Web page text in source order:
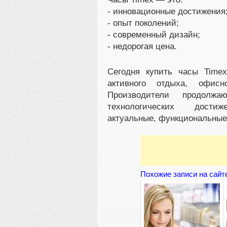
- инновационные
- опыт поколений;
- современный дизайн;
- недорогая цена.
Сегодня купить часы
активного отдыха,
Производители
технологических
актуальные,
Похожие записи на